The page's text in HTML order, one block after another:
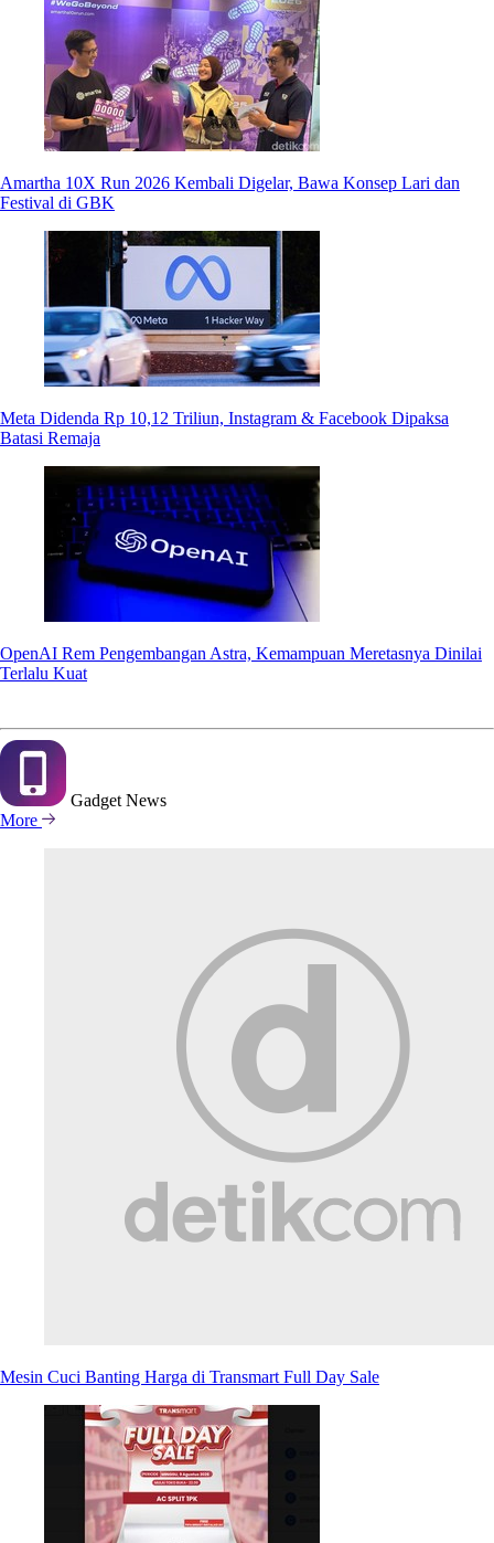
Amartha 10X Run 2026 Kembali Digelar, Bawa Konsep Lari dan
Festival di GBK
Meta Didenda Rp 10,12 Triliun, Instagram & Facebook Dipaksa
Batasi Remaja
OpenAI Rem Pengembangan Astra, Kemampuan Meretasnya Dinilai
Terlalu Kuat
Gadget News
More
Mesin Cuci Banting Harga di Transmart Full Day Sale